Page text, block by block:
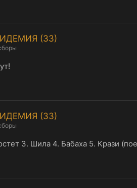
(ЗЗ)
(ЗЗ)
3. Шила 4. Бабаха 5. Крази